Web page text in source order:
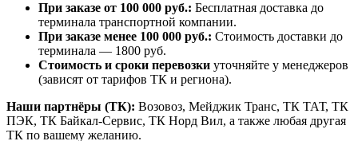
При заказе от 100 000 руб.: Бесплатная доставка до
терминала транспортной компании.
При заказе менее 100 000 руб.: Стоимость доставки до
терминала — 1800 руб.
Стоимость и сроки перевозки уточняйте у менеджеров
(зависят от тарифов ТК и региона).
Наши партнёры (ТК): Возовоз, Мейджик Транс, ТК ТАТ, ТК
ПЭК, ТК Байкал-Сервис, ТК Норд Вил, а также любая другая
ТК по вашему желанию.